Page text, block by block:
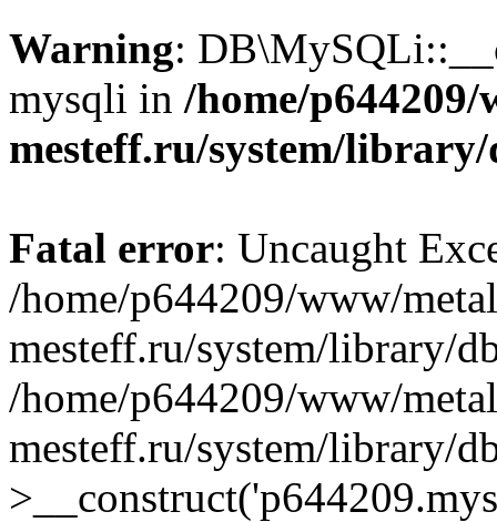
Warning:
mysqli in /home/
mesteff.ru/system/
Fatal error: Uncaught
/home/p644209/www/
mesteff.ru/system/library/
/home/p644209/www/
mesteff.ru/system/library/